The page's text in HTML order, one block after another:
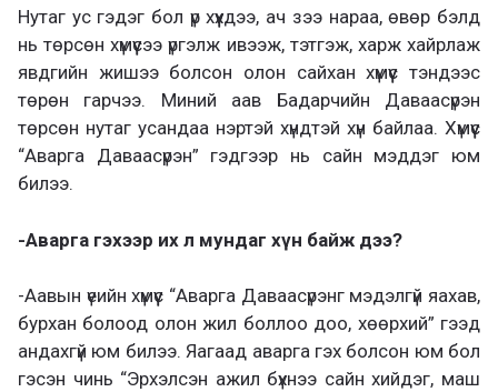
Нутаг ус гэдэг бол үр хүүхдээ, ач зээ нараа, өвөр бэлд
нь төрсөн хүмүүсээ үргэлж ивээж, тэтгэж, харж хайрлаж
явдгийн жишээ болсон олон сайхан хүмүүс тэндээс
төрөн гарчээ. Миний аав Бадарчийн Даваасүрэн
төрсөн нутаг усандаа нэртэй хүндтэй хүн байлаа. Хүмүүс
“Аварга Даваасүрэн” гэдгээр нь сайн мэддэг юм
билээ.
-Аварга гэхээр их л мундаг хүн байж дээ?
-Аавын үеийн хүмүүс “Аварга Даваасүрэнг мэдэлгүй яахав,
бурхан болоод олон жил боллоо доо, хөөрхий” гээд
андахгүй юм билээ. Яагаад аварга гэх болсон юм бол
гэсэн чинь “Эрхэлсэн ажил бүхнээ сайн хийдэг, маш